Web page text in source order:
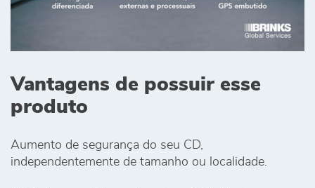
Vantagens de possuir esse
produto
Aumento de segurança do seu CD,
independentemente de tamanho ou localidade.